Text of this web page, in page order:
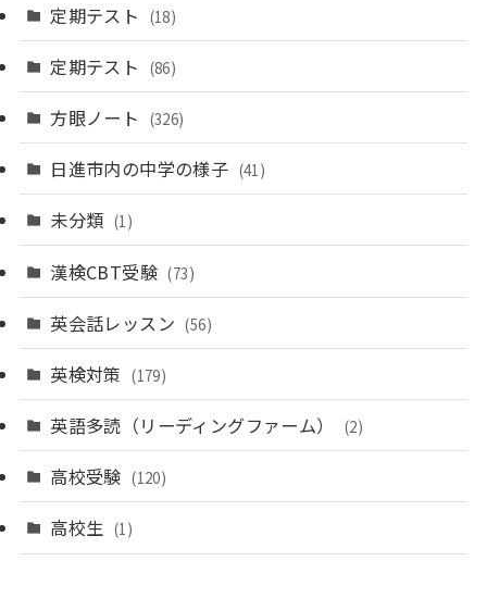
定期テスト (18)
定期テスト (86)
方眼ノート (326)
日進市内の中学の様子 (41)
未分類 (1)
漢検CBT受験 (73)
英会話レッスン (56)
英検対策 (179)
英語多読（リーディングファーム） (2)
高校受験 (120)
高校生 (1)